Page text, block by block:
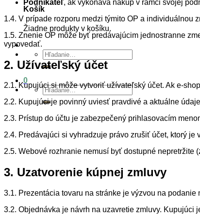
Košík
Žiadne produkty v košíku.
Hľadať:
0
Hľadať:
Podnikateľ, ak vykonáva nákup v rámci svojej
1.4. V prípade rozporu medzi týmito OP a individuálnou
1.5. Znenie OP môže byť predávajúcim jednostranne
vypovedať.
2. Užívateľský účet
2.1. Kupujúci si môže vytvoriť užívateľský účet. Ak e-
2.2. Kupujúci je povinný uviesť pravdivé a aktuálne
2.3. Prístup do účtu je zabezpečený prihlasovacím
2.4. Predávajúci si vyhradzuje právo zrušiť účet, ktorý
2.5. Webové rozhranie nemusí byť dostupné nepretržite
3. Uzatvorenie kúpnej zmluvy
3.1. Prezentácia tovaru na stránke je výzvou na
3.2. Objednávka je návrh na uzavretie zmluvy.